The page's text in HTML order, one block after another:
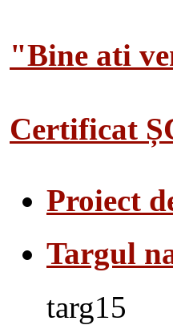
"Bine ati
Certificat
Proiect
Targul
targ15